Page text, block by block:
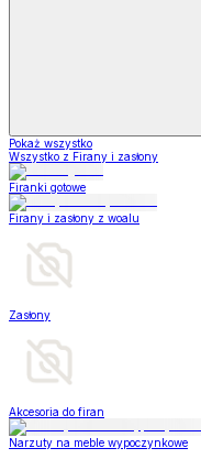
Pokaż wszystko
Wszystko z Firany i zasłony
Firanki gotowe
Firany i zasłony z woalu
Zasłony
Akcesoria do firan
Narzuty na meble wypoczynkowe